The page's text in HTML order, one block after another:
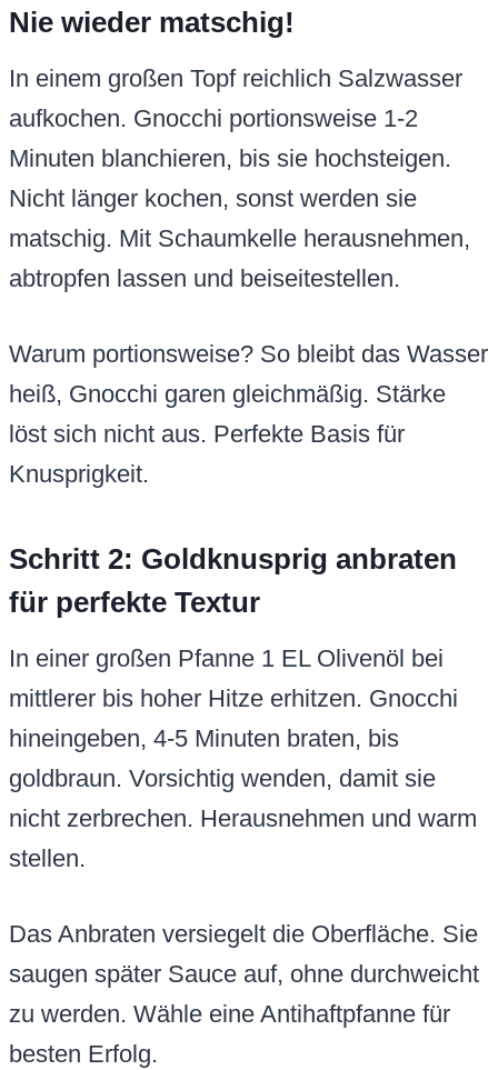
Nie wieder matschig!
In einem großen Topf reichlich Salzwasser
aufkochen. Gnocchi portionsweise 1-2
Minuten blanchieren, bis sie hochsteigen.
Nicht länger kochen, sonst werden sie
matschig. Mit Schaumkelle herausnehmen,
abtropfen lassen und beiseitestellen.
Warum portionsweise? So bleibt das Wasser
heiß, Gnocchi garen gleichmäßig. Stärke
löst sich nicht aus. Perfekte Basis für
Knusprigkeit.
Schritt 2: Goldknusprig anbraten
für perfekte Textur
In einer großen Pfanne 1 EL Olivenöl bei
mittlerer bis hoher Hitze erhitzen. Gnocchi
hineingeben, 4-5 Minuten braten, bis
goldbraun. Vorsichtig wenden, damit sie
nicht zerbrechen. Herausnehmen und warm
stellen.
Das Anbraten versiegelt die Oberfläche. Sie
saugen später Sauce auf, ohne durchweicht
zu werden. Wähle eine Antihaftpfanne für
besten Erfolg.